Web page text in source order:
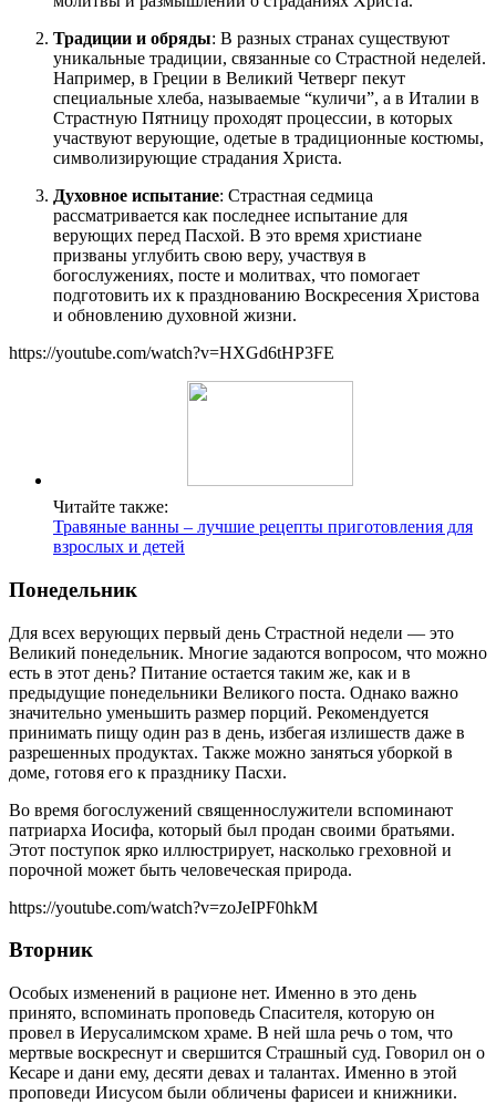
Традиции и обряды: В разных странах существуют
уникальные традиции, связанные со Страстной неделей.
Например, в Греции в Великий Четверг пекут
специальные хлеба, называемые “куличи”, а в Италии в
Страстную Пятницу проходят процессии, в которых
участвуют верующие, одетые в традиционные костюмы,
символизирующие страдания Христа.
Духовное испытание: Страстная седмица
рассматривается как последнее испытание для
верующих перед Пасхой. В это время христиане
призваны углубить свою веру, участвуя в
богослужениях, посте и молитвах, что помогает
подготовить их к празднованию Воскресения Христова
и обновлению духовной жизни.
https://youtube.com/watch?v=HXGd6tHP3FE
Читайте также:
Травяные ванны – лучшие рецепты приготовления для
взрослых и детей
Понедельник
Для всех верующих первый день Страстной недели — это
Великий понедельник. Многие задаются вопросом, что можно
есть в этот день? Питание остается таким же, как и в
предыдущие понедельники Великого поста. Однако важно
значительно уменьшить размер порций. Рекомендуется
принимать пищу один раз в день, избегая излишеств даже в
разрешенных продуктах. Также можно заняться уборкой в
доме, готовя его к празднику Пасхи.
Во время богослужений священнослужители вспоминают
патриарха Иосифа, который был продан своими братьями.
Этот поступок ярко иллюстрирует, насколько греховной и
порочной может быть человеческая природа.
https://youtube.com/watch?v=zoJeIPF0hkM
Вторник
Особых изменений в рационе нет. Именно в это день
принято, вспоминать проповедь Спасителя, которую он
провел в Иерусалимском храме. В ней шла речь о том, что
мертвые воскреснут и свершится Страшный суд. Говорил он о
Кесаре и дани ему, десяти девах и талантах. Именно в этой
проповеди Иисусом были обличены фарисеи и книжники.